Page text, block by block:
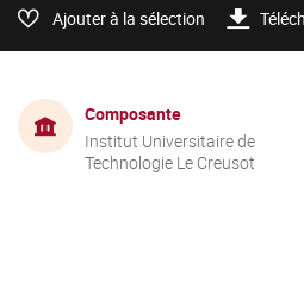
Ajouter à la sélection
Composante
Institut Universitaire de
Technologie Le Creusot